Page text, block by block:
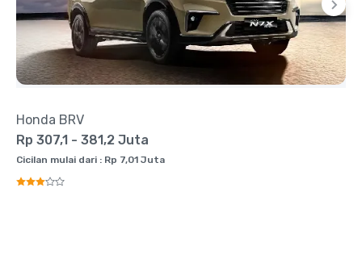
Honda BRV
Rp 307,1 - 381,2 Juta
Cicilan mulai dari : Rp 7,01 Juta